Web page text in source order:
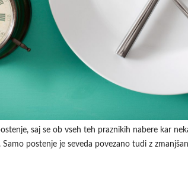
saj se ob vseh teh praznikih nabere kar
postenje je seveda povezano tudi z